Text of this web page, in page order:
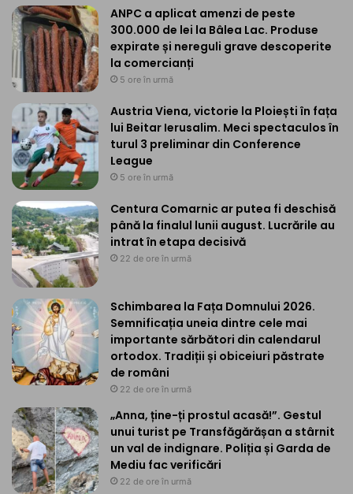
ANPC a aplicat amenzi de peste
300.000 de lei la Bâlea Lac. Produse
expirate și nereguli grave descoperite
la comercianți
5 ore în urmă
Austria Viena, victorie la Ploiești în fața
lui Beitar Ierusalim. Meci spectaculos în
turul 3 preliminar din Conference
League
5 ore în urmă
Centura Comarnic ar putea fi deschisă
până la finalul lunii august. Lucrările au
intrat în etapa decisivă
22 de ore în urmă
Schimbarea la Fața Domnului 2026.
Semnificația uneia dintre cele mai
importante sărbători din calendarul
ortodox. Tradiții și obiceiuri păstrate
de români
22 de ore în urmă
„Anna, ține-ți prostul acasă!”. Gestul
unui turist pe Transfăgărășan a stârnit
un val de indignare. Poliția și Garda de
Mediu fac verificări
22 de ore în urmă